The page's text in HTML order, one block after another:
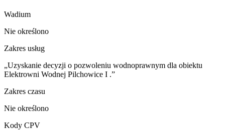
Wadium
Nie określono
Zakres usług
„Uzyskanie decyzji o pozwoleniu wodnoprawnym dla obiektu
Elektrowni Wodnej Pilchowice I .”
Zakres czasu
Nie określono
Kody CPV